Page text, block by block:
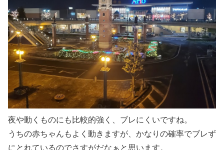
夜や動くものにも比較的強く、ブレにくいですね。
うちの赤ちゃんもよく動きますが、かなりの確率でブレず
にとれているのでさすがだなぁと思います。